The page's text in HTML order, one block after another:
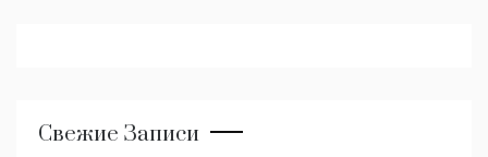
Свежие Записи